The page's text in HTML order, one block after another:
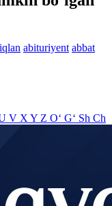
abituriyent abbat
V X Y Z O‘ G‘ Sh Ch